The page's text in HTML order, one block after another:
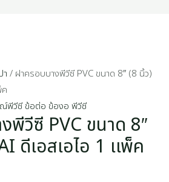
/ ฝาครอบบางพีวีซี PVC ขนาด 8″ (8 นิ้ว)
พีวีซี ข้อต่อ ข้องอ พีวีซี
พีวีซี PVC ขนาด 8″
ดีเอสเอไอ 1 เเพ็ค